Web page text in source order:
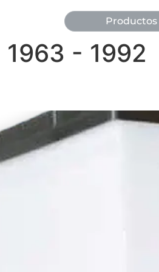
Productos
1963 - 1992